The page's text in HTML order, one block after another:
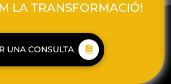
LA TRANSFORMACIÓ!
UNA CONSULTA